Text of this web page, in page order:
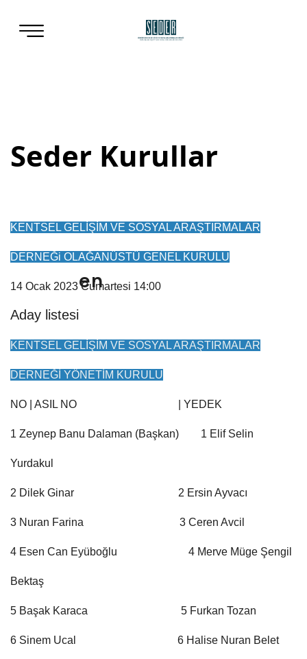
Seder Kurullar
KENTSEL GELİŞİM VE SOSYAL ARAŞTIRMALAR
DERNEĞi OLAĞANÜSTÜ GENEL KURULU
14 Ocak 2023 Cumartesi 14:00
Aday listesi
KENTSEL GELİŞİM VE SOSYAL ARAŞTIRMALAR
DERNEĞİ YÖNETİM KURULU
NO | ASIL NO | YEDEK
1 Zeynep Banu Dalaman (Başkan) 1 Elif Selin
Yurdakul
2 Dilek Ginar 2 Ersin Ayvacı
3 Nuran Farina 3 Ceren Avcil
4 Esen Can Eyüboğlu 4 Merve Müge Şengil
Bektaş
5 Başak Karaca 5 Furkan Tozan
6 Sinem Ucal 6 Halise Nuran Belet
en